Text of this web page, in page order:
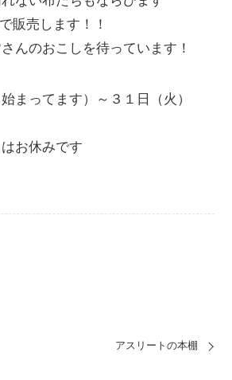
販売します！！
んのおこしを待っています！
まってます）～３１日（火）
お休みです
アスリートの本棚